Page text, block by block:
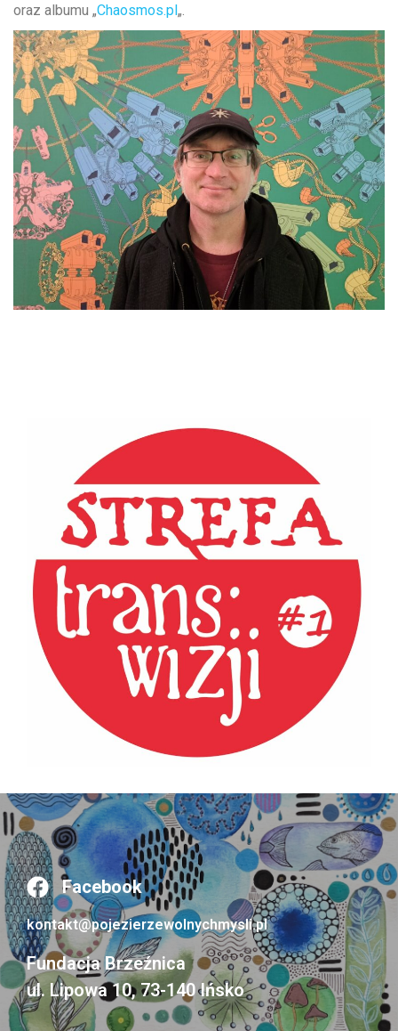
oraz albumu „Chaosmos.pl „.
Facebook
kontakt@pojezierzewolnychmysli.pl
Fundacja Brzeźnica
ul. Lipowa 10, 73-140 Ińsko